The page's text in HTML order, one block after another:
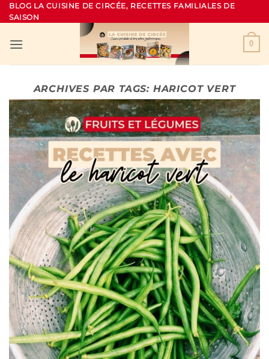
Passer
au
BLOG LA CUISINE DE CIRCÉE, RECETTES FAMILIALES DE
SAISON
0
ARCHIVES PAR TAGS: HARICOT VERT